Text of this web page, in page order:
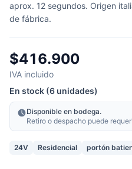
aprox. 12 segundos. Origen
de fábrica.
$416.900
IVA incluido
En stock (6 unidades)
Disponible en bodega.
Retiro o despacho puede
24V Residencial portón